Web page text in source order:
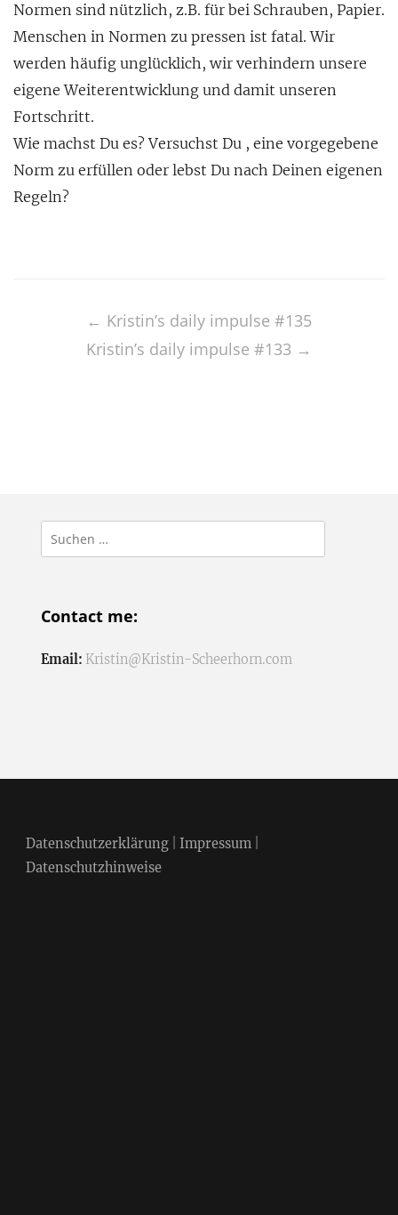
Normen sind nützlich, z.B. für bei Schrauben, Papier.
Menschen in Normen zu pressen ist fatal. Wir
werden häufig unglücklich, wir verhindern unsere
eigene Weiterentwicklung und damit unseren
Fortschritt.
Wie machst Du es? Versuchst Du , eine vorgegebene
Norm zu erfüllen oder lebst Du nach Deinen eigenen
Regeln?
navigation
← Kristin’s daily impulse #135
Kristin’s daily impulse #133 →
Suchen
nach:
Contact me:
Email: Kristin@Kristin-Scheerhorn.com
Datenschutzerklärung| Impressum|
Datenschutzhinweise